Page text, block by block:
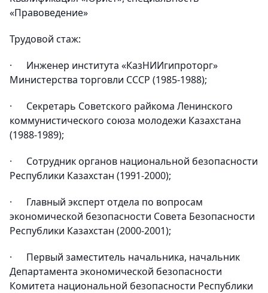
«Правоведение»
Трудовой стаж:
· Инженер института «КазНИИгипроторг»
Министерства торговли СССР (1985-1988);
· Секретарь Советского райкома Ленинского
коммунистического союза молодежи Казахстана
(1988-1989);
· Сотрудник органов национальной безопасности
Республики Казахстан (1991-2000);
· Главный эксперт отдела по вопросам
экономической безопасности Совета Безопасности
Республики Казахстан (2000-2001);
· Первый заместитель начальника, начальник
Департамента экономической безопасности
Комитета национальной безопасности Республики